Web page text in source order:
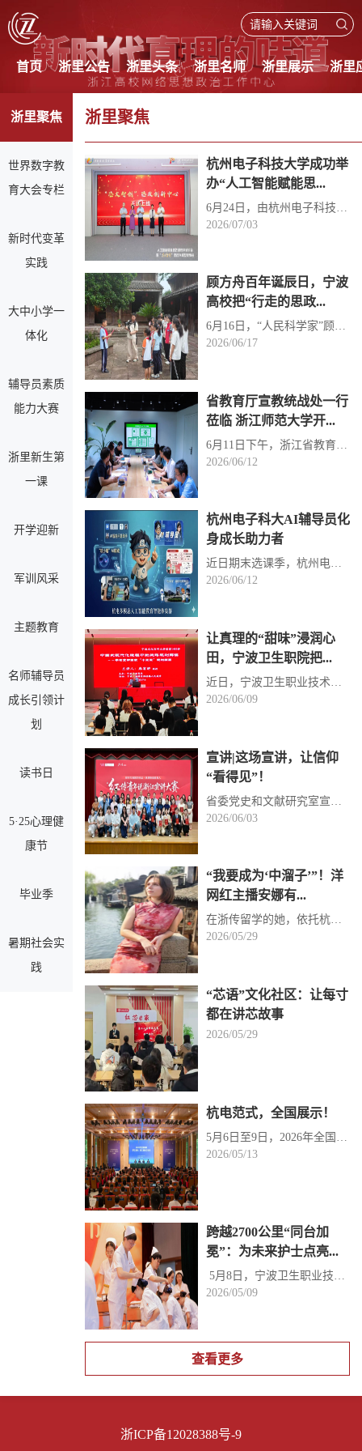
首页 浙里公告 浙里头条 浙里名师 浙里展示 浙里
浙里聚焦
世界数字教
育大会专栏
新时代变革
实践
大中小学一
体化
辅导员素质
能力大赛
浙里新生第
一课
开学迎新
军训风采
主题教育
名师辅导员
成长引领计
划
读书日
5·25心理健
康节
毕业季
暑期社会实
践
浙里聚焦
杭州电子科技大学成功举
办“人工智能赋能思...
2026/07/03
顾方舟百年诞辰日，宁波
高校把“行走的思政...
6月16日，“人民科学家”顾方舟诞辰百年。一场大中小学思政教育一体化研学活动，在“糖丸爷爷”儿时成长...
2026/06/17
省教育厅宣教统战处一行
莅临 浙江师范大学开...
2026/06/12
杭州电子科大AI辅导员化
身成长助力者
近日期末选课季，杭州电子科技大学学生贝柠点开“AI辅导员2.0”系统，收到专属成长规划：建议修读具身智...
2026/06/12
让真理的“甜味”浸润心
田，宁波卫生职院把...
近日，宁波卫生职业技术学院的思政课教师们走出校园，把讲台搬进乡镇会议室、小学礼堂和专业课堂，围绕...
2026/06/09
宣讲|这场宣讲，让信仰
“看得见”！
2026/06/03
“我要成为‘中溜子’”！洋
网红主播安娜有...
在浙传留学的她，依托杭州日报与浙江传媒学院联手打造的洋网红工作室，拥有了专属的传播实践契机。凭借...
2026/05/29
“芯语”文化社区：让每寸
都在讲芯故事
2026/05/29
杭电范式，全国展示！
5月6日至9日，2026年全国高校学工部长、研工部长培训班在华中科技大学举行。本次培训班由教育部思想政治...
2026/05/13
跨越2700公里“同台加
冕”：为未来护士点亮...
​ 5月8日，宁波卫生职业技术学院隆重举行庆祝第115个国际护士节暨2024级准护士加冕仪式。该校600余名护...
2026/05/09
查看更多
浙ICP备12028388号-9